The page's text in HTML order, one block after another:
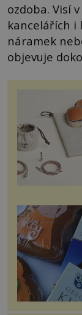
ozdoba. Visí
kancelářích i
náramek
objevuje